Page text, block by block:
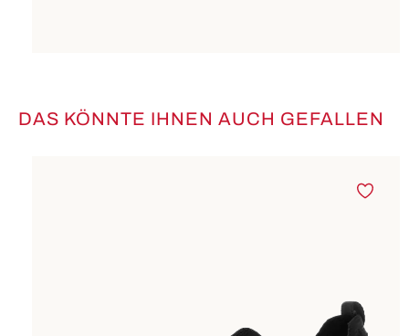
Produktgalerie überspringen
DAS KÖNNTE IHNEN AUCH GEFALLEN